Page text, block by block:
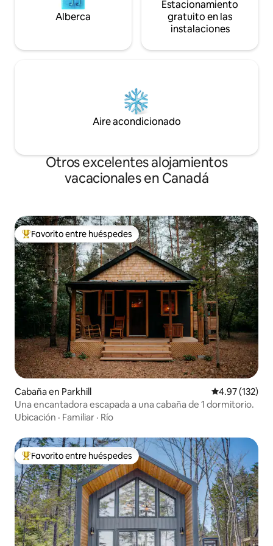
Alberca
Estacionamiento
gratuito en las
instalaciones
Aire acondicionado
Otros excelentes alojamientos
vacacionales en Canadá
De los mejores en Favorito entre huéspedes
Favorito entre huéspedes
Cabaña en Parkhill Calificación
4.97 (132)
Una encantadora escapada a una cabaña de 1 dormitorio.
Ubicación · Familiar · Río
De los mejores en Favorito entre huéspedes
Favorito entre huéspedes